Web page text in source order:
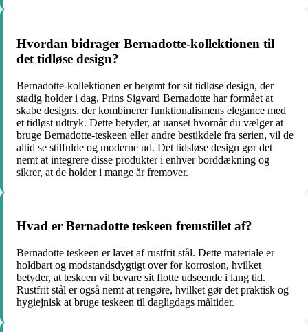
Hvordan bidrager Bernadotte-kollektionen til
det tidløse design?
Bernadotte-kollektionen er berømt for sit tidløse design, der
stadig holder i dag. Prins Sigvard Bernadotte har formået at
skabe designs, der kombinerer funktionalismens elegance med
et tidløst udtryk. Dette betyder, at uanset hvornår du vælger at
bruge Bernadotte-teskeen eller andre bestikdele fra serien, vil de
altid se stilfulde og moderne ud. Det tidsløse design gør det
nemt at integrere disse produkter i enhver borddækning og
sikrer, at de holder i mange år fremover.
Hvad er Bernadotte teskeen fremstillet af?
Bernadotte teskeen er lavet af rustfrit stål. Dette materiale er
holdbart og modstandsdygtigt over for korrosion, hvilket
betyder, at teskeen vil bevare sit flotte udseende i lang tid.
Rustfrit stål er også nemt at rengøre, hvilket gør det praktisk og
hygiejnisk at bruge teskeen til dagligdags måltider.